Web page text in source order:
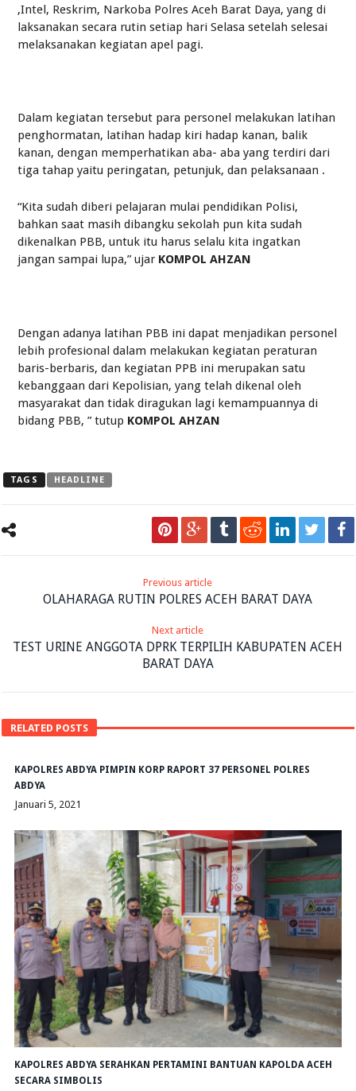
,Intel, Reskrim, Narkoba Polres Aceh Barat Daya, yang di
laksanakan secara rutin setiap hari Selasa setelah selesai
melaksanakan kegiatan apel pagi.
Dalam kegiatan tersebut para personel melakukan latihan
penghormatan, latihan hadap kiri hadap kanan, balik
kanan, dengan memperhatikan aba- aba yang terdiri dari
tiga tahap yaitu peringatan, petunjuk, dan pelaksanaan .
“Kita sudah diberi pelajaran mulai pendidikan Polisi,
bahkan saat masih dibangku sekolah pun kita sudah
dikenalkan PBB, untuk itu harus selalu kita ingatkan
jangan sampai lupa,” ujar KOMPOL AHZAN
Dengan adanya latihan PBB ini dapat menjadikan personel
lebih profesional dalam melakukan kegiatan peraturan
baris-berbaris, dan kegiatan PPB ini merupakan satu
kebanggaan dari Kepolisian, yang telah dikenal oleh
masyarakat dan tidak diragukan lagi kemampuannya di
bidang PBB, ” tutup KOMPOL AHZAN
TAGS HEADLINE
Previous article
OLAHARAGA RUTIN POLRES ACEH BARAT DAYA
Next article
TEST URINE ANGGOTA DPRK TERPILIH KABUPATEN ACEH
BARAT DAYA
RELATED POSTS
KAPOLRES ABDYA PIMPIN KORP RAPORT 37 PERSONEL POLRES
ABDYA
Januari 5, 2021
KAPOLRES ABDYA SERAHKAN PERTAMINI BANTUAN KAPOLDA ACEH
SECARA SIMBOLIS